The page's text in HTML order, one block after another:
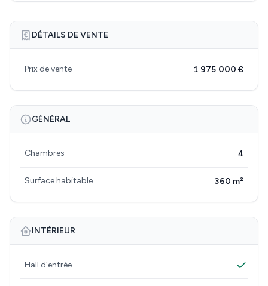
DÉTAILS DE VENTE
Prix de vente 1 975 000 €
GÉNÉRAL
Chambres 4
Surface habitable 360 m²
INTÉRIEUR
Hall d'entrée